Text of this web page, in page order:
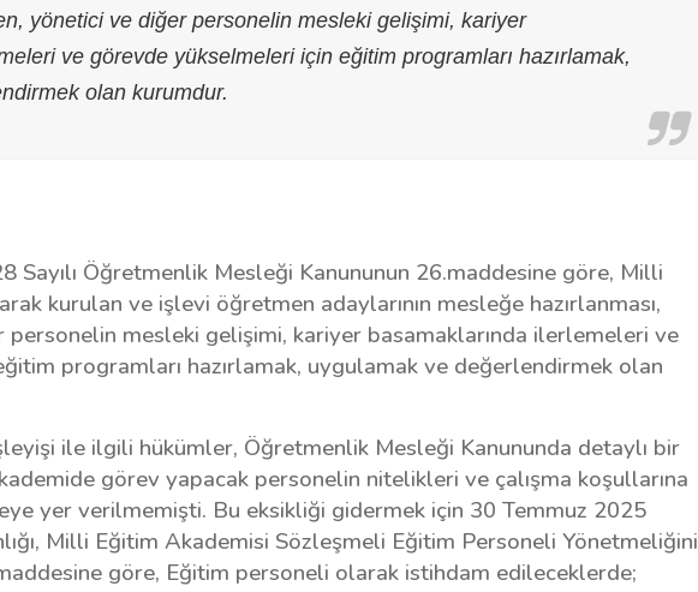
yönetici ve diğer personelin mesleki gelişimi, kariyer
ve görevde yükselmeleri için eğitim programları hazırlamak,
olan kurumdur.
Sayılı Öğretmenlik Mesleği Kanununun 26.maddesine göre, Milli
kurulan ve işlevi öğretmen adaylarının mesleğe hazırlanması,
mesleki gelişimi, kariyer basamaklarında ilerlemeleri ve
programları hazırlamak, uygulamak ve değerlendirmek olan
ile ilgili hükümler, Öğretmenlik Mesleği Kanununda detaylı bir
görev yapacak personelin nitelikleri ve çalışma koşullarına
yer verilmemişti. Bu eksikliği gidermek için 30 Temmuz 2025
Milli Eğitim Akademisi Sözleşmeli Eğitim Personeli Yönetmeliğini
göre, Eğitim personeli olarak istihdam edileceklerde;